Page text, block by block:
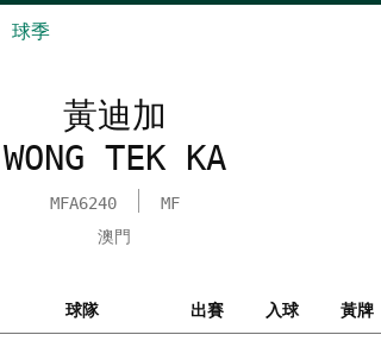
球季
黃迪加
WONG TEK KA
MFA6240
MF
澳門
球隊 出賽 入球 黃牌